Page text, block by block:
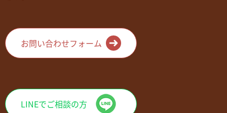
お問い合わせフォーム
LINEでご相談の方